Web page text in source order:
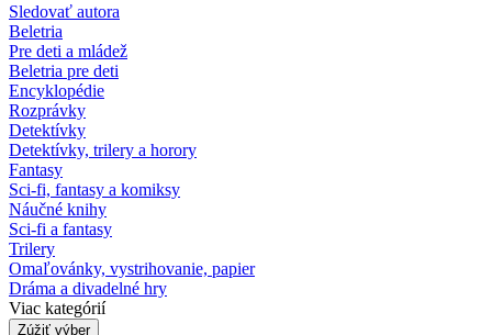
Sledovať autora
Beletria
Pre deti a mládež
Beletria pre deti
Encyklopédie
Rozprávky
Detektívky
Detektívky, trilery a horory
Fantasy
Sci-fi, fantasy a komiksy
Náučné knihy
Sci-fi a fantasy
Trilery
Omaľovánky, vystrihovanie, papier
Dráma a divadelné hry
Viac kategórií
Zúžiť výber